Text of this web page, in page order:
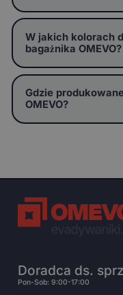
W jakich kolorach
bagażnika OMEVO?
Gdzie
OMEVO?
Doradca ds.
Pon-Sob: 9:00-17:00